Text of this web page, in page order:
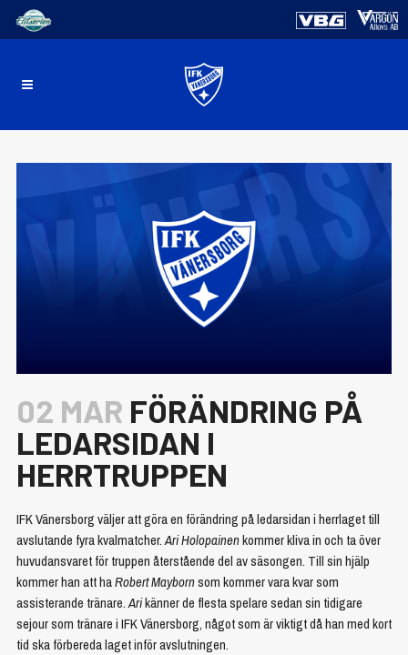
02 MAR FÖRÄNDRING PÅ
LEDARSIDAN I
HERRTRUPPEN
IFK Vänersborg väljer att göra en förändring på ledarsidan i herrlaget till
avslutande fyra kvalmatcher.Ari Holopainenkommer kliva in och ta över
huvudansvaret för truppen återstående del av säsongen. Till sin hjälp
kommer han att haRobert Maybornsom kommer vara kvar som
assisterande tränare.Arikänner de flesta spelare sedan sin tidigare
sejour som tränare i IFK Vänersborg, något som är viktigt då han med kort
tid ska förbereda laget inför avslutningen.